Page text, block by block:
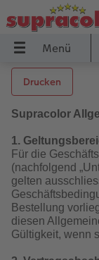
Menü
Menü
Drucken
Supracolor
1.
Für die
(nachfolgend
gelten
Bestellung
diesen
Gültigkeit, wenn